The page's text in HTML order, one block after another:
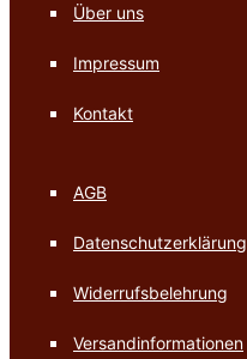
Über uns
Impressum
Kontakt
AGB
Datenschutzerklärung
Widerrufsbelehrung
Versandinformationen